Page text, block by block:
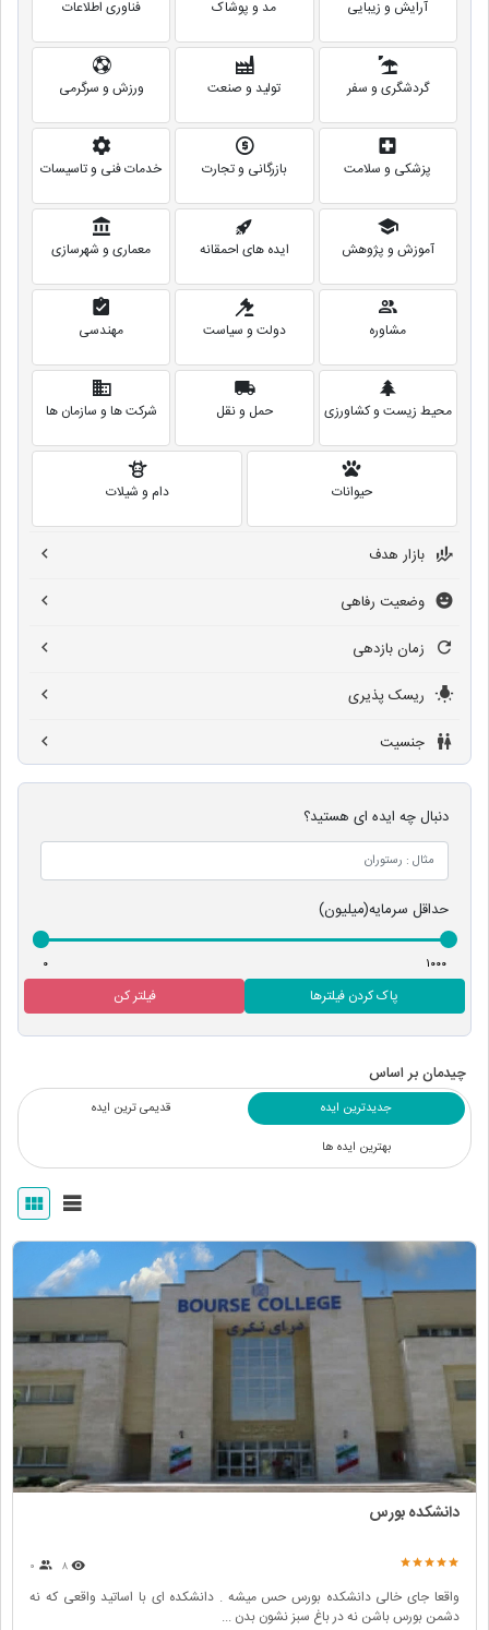
آرایش و زیبایی مد و پوشاک فناوری اطلاعات
گردشگری و سفر تولید و صنعت ورزش و سرگرمی
پزشکی و سلامت بازرگانی و تجارت خدمات فنی و تاسیسات
آموزش و پژوهش ایده های احمقانه معماری و شهرسازی
مشاوره دولت و سیاست مهندسی
محیط زیست و کشاورزی حمل و نقل شرکت ها و سازمان ها
حیوانات دام و شیلات
بازار هدف
وضعیت رفاهی
زمان بازدهی
ریسک پذیری
جنسیت
دنبال چه ایده ای هستید؟
حداقل سرمایه(میلیون)
پاک کردن فیلترها فیلتر کن
چیدمان بر اساس
جدیدترین ایده
قدیمی ترین ایده
بهترین ایده ها
دانشکده بورس
۸
واقعا جای خالی دانشکده بورس حس میشه . دانشکده ای با اساتید واقعی که نه
دشمن بورس باشن نه در باغ سبز نشون بدن ...